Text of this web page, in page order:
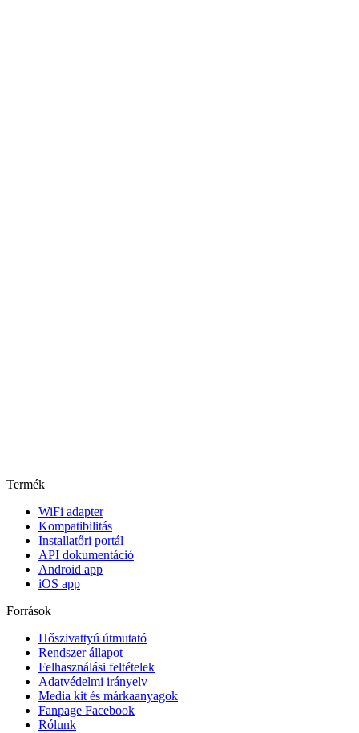
Termék
WiFi adapter
Kompatibilitás
Installatőri portál
API dokumentáció
Android app
iOS app
Források
Hőszivattyú útmutató
Rendszer állapot
Felhasználási feltételek
Adatvédelmi irányelv
Media kit és márkaanyagok
Fanpage Facebook
Rólunk